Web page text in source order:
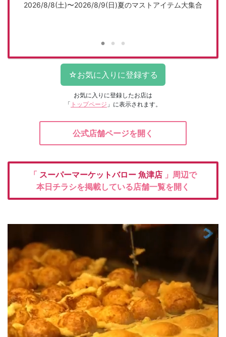
2026/8/8(土)〜2026/8/9(日)夏のマストアイテム大集合
お気に入りに登録したお店は
「 トップページ 」に表示されます。
公式店舗ページを開く
「 スーパーマーケットバロー 魚津店 」周辺で
本日チラシを掲載している店舗一覧を開く